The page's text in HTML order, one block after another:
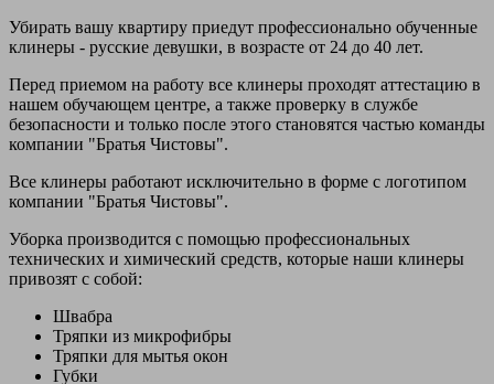
Убирать вашу квартиру приедут профессионально обученные
клинеры - русские девушки, в возрасте от 24 до 40 лет.
Перед приемом на работу все клинеры проходят аттестацию в
нашем обучающем центре, а также проверку в службе
безопасности и только после этого становятся частью команды
компании "Братья Чистовы".
Все клинеры работают исключительно в форме с логотипом
компании "Братья Чистовы".
Уборка производится с помощью профессиональных
технических и химический средств, которые наши клинеры
привозят с собой:
Швабра
Тряпки из микрофибры
Тряпки для мытья окон
Губки